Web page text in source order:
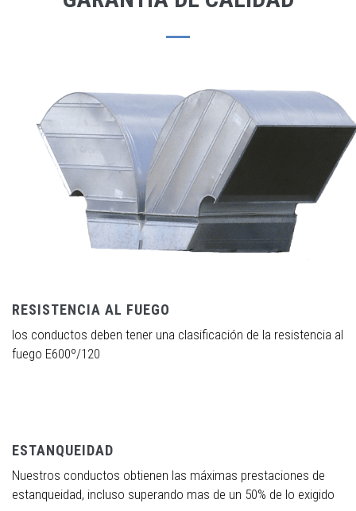
RESISTENCIA AL FUEGO
los conductos deben tener una clasificación de la resistencia al
fuego E600º/120
ESTANQUEIDAD
Nuestros conductos obtienen las máximas prestaciones de
estanqueidad, incluso superando mas de un 50% de lo exigido